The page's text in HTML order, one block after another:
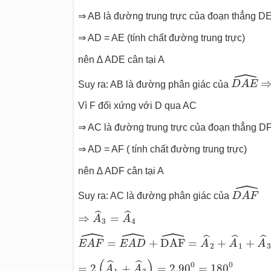
⇒ AB là đường trung trực của đoạn thẳng DE
⇒ AD = AE (tính chất đường trung trực)
nên ∆ ADE cân tại A
Suy ra: AB là đường phân giác của ˆ
DAE ⇒
DAE^
Vì F đối xứng với D qua AC
⇒ AC là đường trung trực của đoạn thẳng
⇒ AD = AF ( tính chất đường trung trực)
nên ∆ ADF cân tại A
Suy ra: AC là đường phân giác của ˆ
DAF
DAF^
⇒ ˆ
A3 = ˆ
A4
A^3 ^4
ˆ
EAF = ˆ
EAD + ˆ
DAF = ˆ
A2 + ˆ
A1 + ˆ
A3
EAF^ AD^+ AF^= 2+ +A +A
ˆ ˆ 0 0
A^ 1 3 =